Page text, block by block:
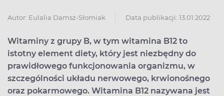
Autor: Eulalia Damsz-Słomiak Data publikacji: 13.01.2022
Witaminy z grupy B, w tym witamina B12 to
istotny element diety, który jest niezbędny do
prawidłowego funkcjonowania organizmu, w
szczególności układu nerwowego, krwionośnego
oraz pokarmowego. Witamina B12 nazywana jest